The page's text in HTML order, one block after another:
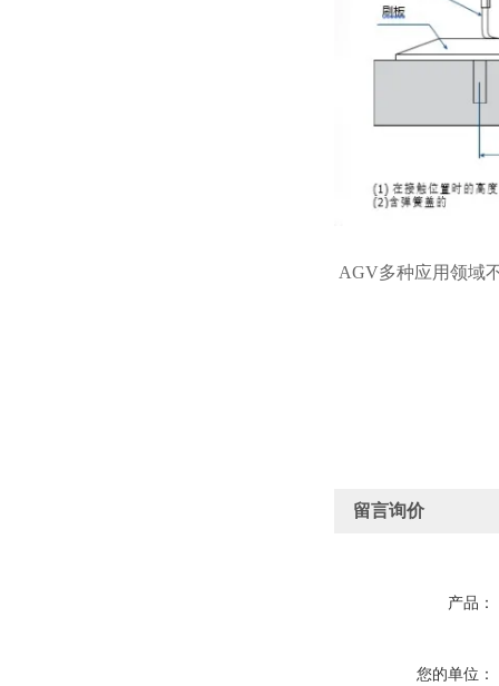
AGV多种应用领域
留言询价
产品：
您的单位：